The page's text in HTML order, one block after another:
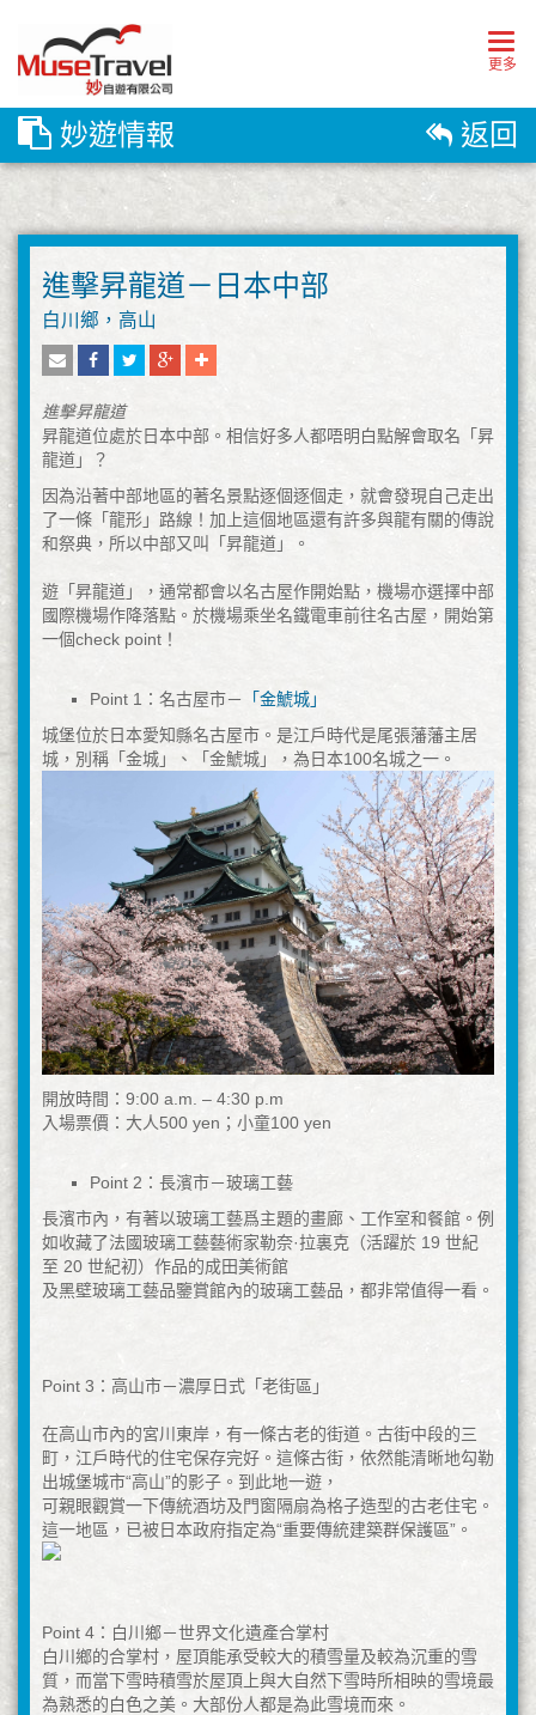
更多
妙遊情報 返回
進擊昇龍道－日本中部
白川鄉，高山
進擊昇龍道
昇龍道位處於日本中部。相信好多人都唔明白點解會取名「昇
龍道」？
因為沿著中部地區的著名景點逐個逐個走，就會發現自己走出
了一條「龍形」路線！加上這個地區還有許多與龍有關的傳說
和祭典，所以中部又叫「昇龍道」。
遊「昇龍道」，通常都會以名古屋作開始點，機場亦選擇中部
國際機場作降落點。於機場乘坐名鐵電車前往名古屋，開始第
一個check point！
Point 1：名古屋市－
「金鯱城」
城堡位於日本愛知縣名古屋市。是江戶時代是尾張藩藩主居
城，別稱「金城」、「金鯱城」，為日本100名城之一。
開放時間：9:00 a.m. – 4:30 p.m
入場票價：大人500 yen；小童100 yen
Point 2：長濱市－玻璃工藝
長濱市內，有著以玻璃工藝爲主題的畫廊、工作室和餐館。例
如收藏了法國玻璃工藝藝術家勒奈·拉裏克（活躍於 19 世紀
至 20 世紀初）作品的成田美術館
及黑壁玻璃工藝品鑒賞館內的玻璃工藝品，都非常值得一看。
Point 3：高山市－濃厚日式「老街區」
在高山市內的宮川東岸，有一條古老的街道。古街中段的三
町，江戶時代的住宅保存完好。這條古街，依然能清晰地勾勒
出城堡城市“高山”的影子。到此地一遊，
可親眼觀賞一下傳統酒坊及門窗隔扇為格子造型的古老住宅。
這一地區，已被日本政府指定為“重要傳統建築群保護區”。
Point 4：白川鄉－世界文化遺產合掌村
白川鄉的合掌村，屋頂能承受較大的積雪量及較為沉重的雪
質，而當下雪時積雪於屋頂上與大自然下雪時所相映的雪境最
為熟悉的白色之美。大部份人都是為此雪境而來。